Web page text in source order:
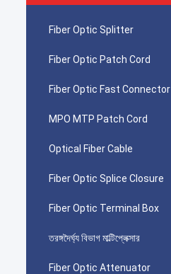
Fiber Optic Splitter
Fiber Optic Patch Cord
Fiber Optic Fast Connector
MPO MTP Patch Cord
Optical Fiber Cable
Fiber Optic Splice Closure
Fiber Optic Terminal Box
তরঙ্গদৈর্ঘ্য বিভাগ মাল্টিপ্লেক্সার
Fiber Optic Attenuator